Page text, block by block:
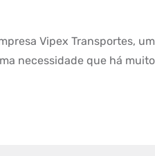
Vipex Transportes,
necessidade que há